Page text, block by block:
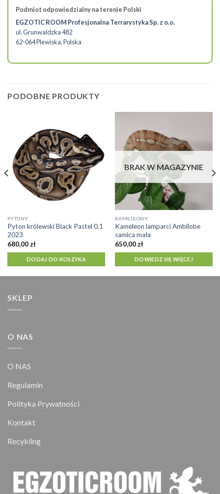
Podmiot odpowiedzialny na terenie Polski
EGZOTIC ROOM Profesjonalna Terrarystyka Sp. z o.o.
ul. Grunwaldzka 482
62-064 Plewiska, Polska
PODOBNE PRODUKTY
PYTONY
Pyton królewski Black Pastel 0.1
2023
680,00 zł
DODAJ DO KOSZYKA
BRAK W MAGAZYNIE
KAMELEONY
Kameleon lamparci Ambilobe
samica mała
650,00 zł
DOWIEDZ SIĘ WIĘCEJ
SKLEP
O NAS
O NAS
Regulamin
Polityka Prywatności
Kontakt
Recykling